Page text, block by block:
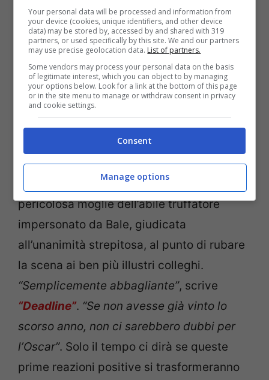
In particolare, a colpire positivamente, è
stata l’interpretazione della Lawrence nel
ruolo di Rosalyn Rosenfeld, la bellissima e
pericolosa moglie dell’abile truffatore
impersonato da Bale, giudicata
all’unanimità strepitosa, al punto di rubare
la scena ai ben più illustri colleghi.
“Semplicemente abbagliante”, scrive
“Deadline”. “Se non avesse già vinto lo
scorso anno, non ci sarebbero dubbi per
l’Oscar”. Solo il tempo ci dirà se queste
prime reazioni positive si trasformeranno
Your personal data will be processed and information from
your device (cookies, unique identifiers, and other device
data) may be stored by, accessed by and shared with 319
partners, or used specifically by this site. We and our partners
may use precise geolocation data. List of partners.
Some vendors may process your personal data on the basis
of legitimate interest, which you can object to by managing
your options below. Look for a link at the bottom of this page
or in the site menu to manage or withdraw consent in privacy
and cookie settings.
Consent
Manage options